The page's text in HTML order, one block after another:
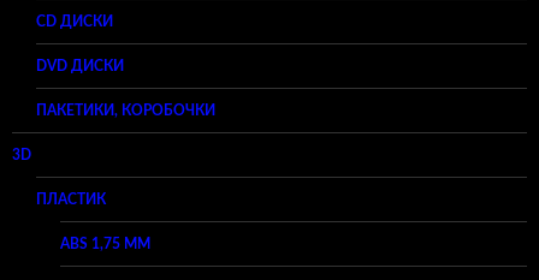
CD ДИСКИ
DVD ДИСКИ
ПАКЕТИКИ, КОРОБОЧКИ
3D
ПЛАСТИК
ABS 1,75 ММ